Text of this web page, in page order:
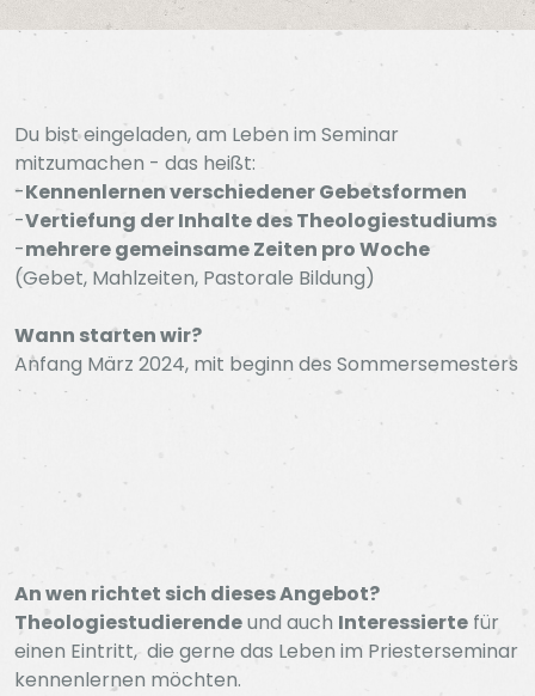
Du bist eingeladen, am Leben im Seminar
mitzumachen - das heißt:
-Kennenlernen verschiedener Gebetsformen
-Vertiefung der Inhalte des Theologiestudiums
-mehrere gemeinsame Zeiten pro Woche
(Gebet, Mahlzeiten, Pastorale Bildung)
Wann starten wir?
Anfang März 2024, mit beginn des Sommersemesters
An wen richtet sich dieses Angebot?
Theologiestudierendeund auch Interessierte für
einen Eintritt, die gerne das Leben im Priesterseminar
kennenlernen möchten.